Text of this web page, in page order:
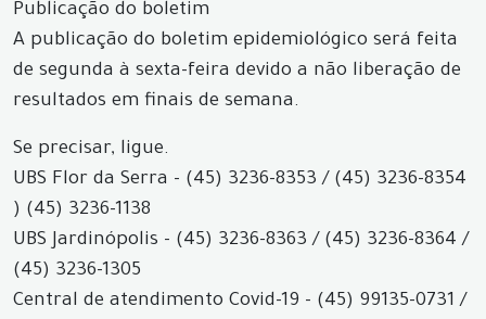
Publicação do boletim
A publicação do boletim epidemiológico será feita
de segunda à sexta-feira devido a não liberação de
resultados em finais de semana.
Se precisar, ligue.
UBS Flor da Serra - (45) 3236-8353 / (45) 3236-8354
) (45) 3236-1138
UBS Jardinópolis - (45) 3236-8363 / (45) 3236-8364 /
(45) 3236-1305
Central de atendimento Covid-19 - (45) 99135-0731 /